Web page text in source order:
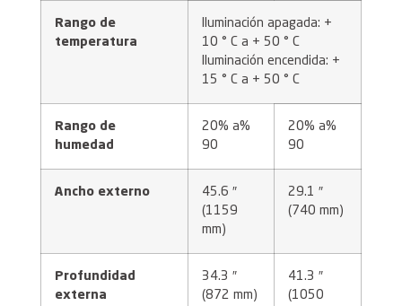
Rango de
temperatura
Iluminación apagada: +
10 ° C a + 50 ° C
Iluminación encendida: +
15 ° C a + 50 ° C
Rango de
humedad
20% a%
90
20% a%
90
Ancho externo
45.6 ″
(1159
mm)
29.1 ″
(740 mm)
Profundidad
externa
34.3 ″
(872 mm)
41.3 ″
(1050